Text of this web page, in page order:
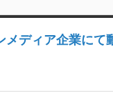
メディア企業に